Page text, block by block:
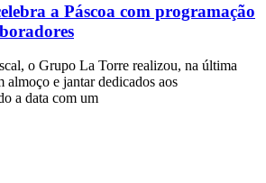
a Páscoa com programação
o Grupo La Torre realizou, na última
almoço e jantar dedicados aos
a data com um